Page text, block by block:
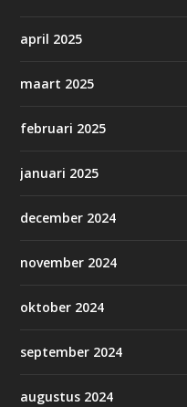
april 2025
maart 2025
februari 2025
januari 2025
december 2024
november 2024
oktober 2024
september 2024
augustus 2024